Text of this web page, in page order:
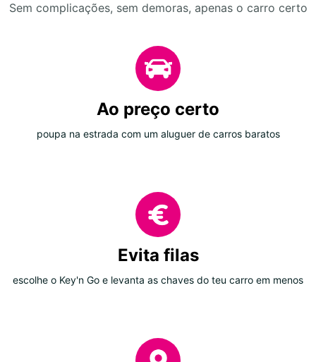
Sem complicações, sem demoras, apenas o carro certo
Ao preço certo
poupa na estrada com um aluguer de carros baratos
Evita filas
escolhe o Key'n Go e levanta as chaves do teu carro em menos